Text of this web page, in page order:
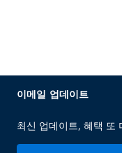
이메일 업데이트
최신 업데이트, 혜택 또